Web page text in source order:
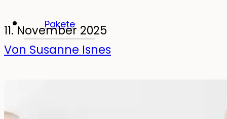
Pakete
11. November 2025
Von Susanne Isnes